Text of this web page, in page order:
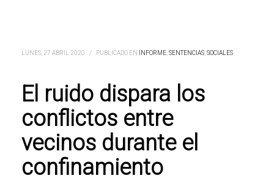
LUNES, 27 ABRIL 2020 / PUBLICADO EN INFORME SENTENCIAS SOCIALES
El ruido dispara los
conflictos entre
vecinos durante el
confinamiento